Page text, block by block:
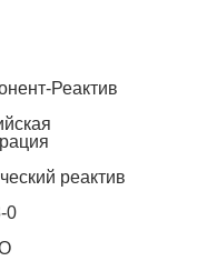
Реактив
реактив
0